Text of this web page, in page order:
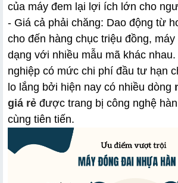
của máy đem lại lợi ích lớn cho
- Giá cả phải chăng: Dao động từ
cho đến hàng chục triệu đồng,
dạng với nhiều mẫu mã khác
nghiệp có mức chi phí đầu tư hạn
lo lắng bởi hiện nay có nhiều dòng
giá rẻ được trang bị công nghệ
cùng tiên tiến.